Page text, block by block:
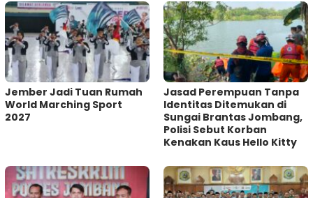
Jember Jadi Tuan Rumah
World Marching Sport
2027
Jasad Perempuan Tanpa
Identitas Ditemukan di
Sungai Brantas Jombang,
Polisi Sebut Korban
Kenakan Kaus Hello Kitty